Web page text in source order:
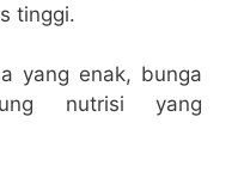
tinggi.
yang enak, bunga
nutrisi yang